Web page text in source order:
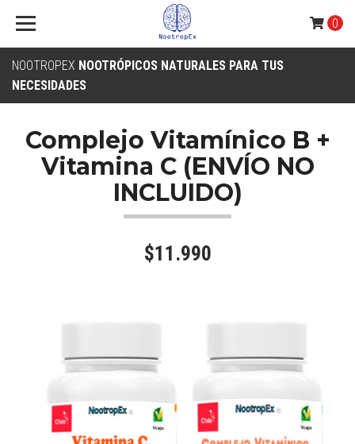
NOOTROPEX NOOTRÓPICOS NATURALES PARA TUS
NECESIDADES
0
Complejo Vitamínico B +
Vitamina C (ENVÍO NO
INCLUIDO)
$11.990